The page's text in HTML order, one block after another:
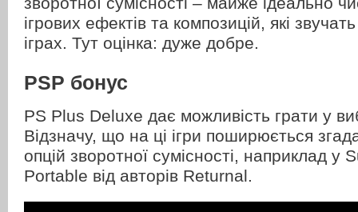
ігрових ефектів та композицій, які
іграх. Тут оцінка: дуже добре.
PSP бонус
PS Plus Deluxe дає можливість грати у
Відзначу, що на ці ігри поширюється
опцій зворотної сумісності, наприклад у
Portable від авторів Returnal.